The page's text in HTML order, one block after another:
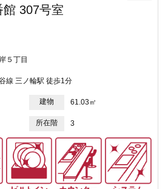
館 307号室
５丁目
線 三ノ輪駅 徒歩1分
建物 61.03㎡
所在階 3